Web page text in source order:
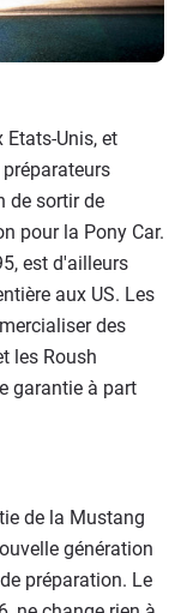
Unis, et
de sortir de
pour la Pony Car.
est d'ailleurs
aux US. Les
des
les Roush
garantie à part
de la Mustang
génération
préparation. Le